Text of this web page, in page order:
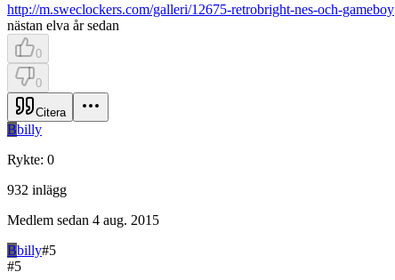
http://m.sweclockers.com/galleri/12675-retrobright-nes-och-gameboy
nästan elva år sedan
0
0
Citera
Bbilly
Rykte: 0
932 inlägg
Medlem sedan 4 aug. 2015
Bbilly#5
#5